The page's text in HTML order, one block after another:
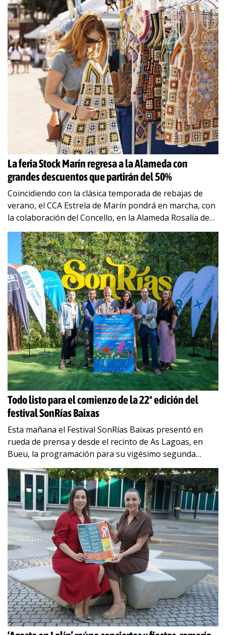
La feria Stock Marín regresa a la Alameda con
grandes descuentos que partirán del 50%
Coincidiendo con la clásica temporada de rebajas de
verano, el CCA Estrela de Marín pondrá en marcha, con
la colaboración del Concello, en la Alameda Rosalía de
Castro, del 1…
Todo listo para el comienzo de la 22ª edición del
festival SonRías Baixas
Esta mañana el Festival SonRías Baixas presentó en
rueda de prensa y desde el recinto de As Lagoas, en
Bueu, la programación para su vigésimo segunda
edición. Ampliándose este año…